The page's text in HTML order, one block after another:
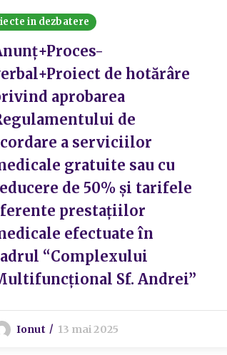
in dezbatere
de hotărâre
aprobarea
de
a serviciilor
gratuite sau cu
de 50% și tarifele
prestațiilor
efectuate în
“Complexului
Sf. Andrei”
Ionut 13 mai 2025